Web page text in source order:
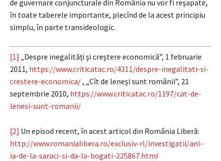
de guvernare conjuncturale din România nu vor fi reşapate,
în toate taberele importante, plecînd de la acest principiu
simplu, în parte transideologic.
[1] „Despre inegalităţi şi creştere economică”, 1 februarie
2011, https://www.criticatac.ro/4311/despre-inegalitati-si-
crestere-economica/, „Cît de leneşi sunt românii”, 21
septembrie 2010, https://www.criticatac.ro/1197/cat-de-
lenesi-sunt-romanii/
[2] Un episod recent, în acest articol din România Liberă:
http://www.romanialibera.ro/exclusiv-rl/investigatii/anl-
ia-de-la-saraci-si-da-la-bogati-225867.html